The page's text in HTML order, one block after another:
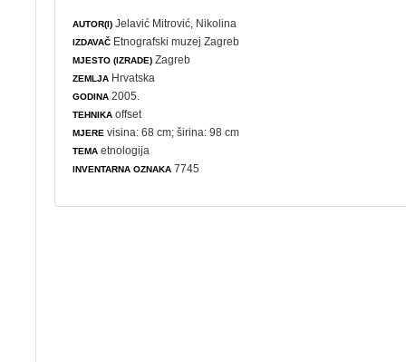
AUTOR(I) Jelavić Mitrović, Nikolina
IZDAVAČ Etnografski muzej Zagreb
MJESTO (IZRADE) Zagreb
ZEMLJA Hrvatska
GODINA 2005.
TEHNIKA offset
MJERE visina: 68 cm; širina: 98 cm
TEMA etnologija
INVENTARNA OZNAKA 7745